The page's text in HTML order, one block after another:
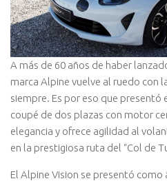
A más de 60 años de haber
marca Alpine vuelve al ruedo con
siempre. Es por eso que presentó
coupé de dos plazas con motor
elegancia y ofrece agilidad al
en la prestigiosa ruta del “Col de
El Alpine Vision se presentó como